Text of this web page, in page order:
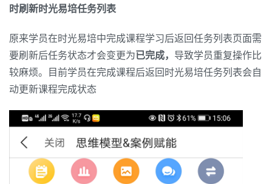
时刷新时光易培任务列表
原来学员在时光易培中完成课程学习后返回任务列表页面需
要刷新后任务状态才会变更为已完成， 导致学员重复操作比
较麻烦。目前学员在完成课程后返回时光易培任务列表会自
动更新课程完成状态